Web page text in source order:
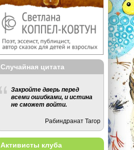
Случайная цитата
Закройте дверь перед
всеми ошибками, и истина
не сможет войти.
Рабиндранат Тагор
Активисты клуба